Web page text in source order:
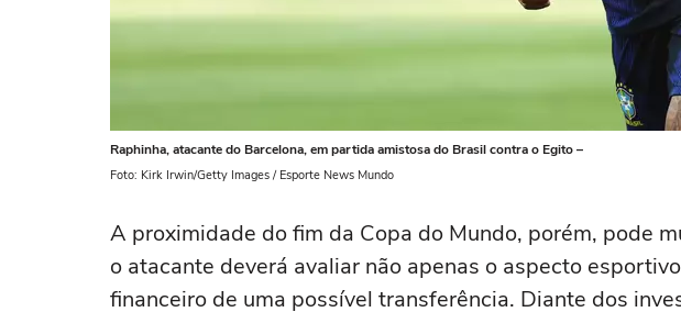
Raphinha, atacante do Barcelona, em partida amistosa do Brasil contra o Egito –
Foto: Kirk Irwin/Getty Images / Esporte News Mundo
A proximidade do fim da Copa do Mundo, porém, pode
o atacante deverá avaliar não apenas o aspecto
financeiro de uma possível transferência. Diante dos